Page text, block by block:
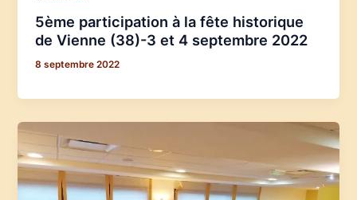
5ème participation à la fête historique
de Vienne (38)-3 et 4 septembre 2022
8 septembre 2022